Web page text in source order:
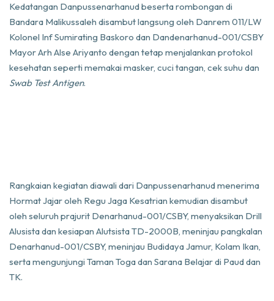
Kedatangan Danpussenarhanud beserta rombongan di
Bandara Malikussaleh disambut langsung oleh Danrem 011/LW
Kolonel Inf Sumirating Baskoro dan Dandenarhanud-001/CSBY
Mayor Arh Alse Ariyanto dengan tetap menjalankan protokol
kesehatan seperti memakai masker, cuci tangan, cek suhu dan
Swab Test Antigen.
Rangkaian kegiatan diawali dari Danpussenarhanud menerima
Hormat Jajar oleh Regu Jaga Kesatrian kemudian disambut
oleh seluruh prajurit Denarhanud-001/CSBY, menyaksikan Drill
Alusista dan kesiapan Alutsista TD-2000B, meninjau pangkalan
Denarhanud-001/CSBY, meninjau Budidaya Jamur, Kolam Ikan,
serta mengunjungi Taman Toga dan Sarana Belajar di Paud dan
TK.